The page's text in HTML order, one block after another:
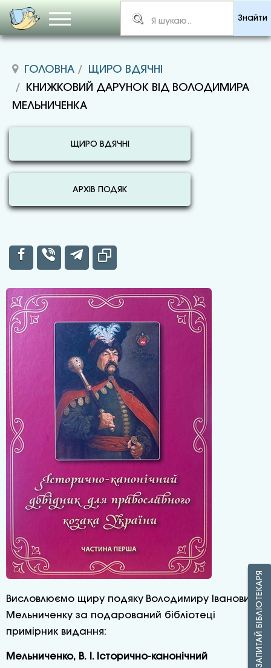
Знайти
ГОЛОВНА
ЩИРО ВДЯЧНІ
КНИЖКОВИЙ ДАРУНОК ВІД ВОЛОДИМИРА
МЕЛЬНИЧЕНКА
ЩИРО ВДЯЧНІ
АРХІВ ПОДЯК
Висловлюємо щиру подяку Володимиру Івановичу
Мельниченку за подарований бібліотеці
примірник видання:
Мельниченко, В. І. Історично-канонічний
ЗАПИТАЙ БІБЛІОТЕКАРЯ